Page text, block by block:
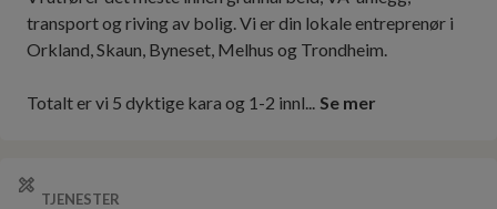
transport og riving av bolig. Vi er din lokale entreprenør i
Orkland, Skaun, Byneset, Melhus og Trondheim.
Totalt er vi 5 dyktige kara og 1-2 innl... Se mer
TJENESTER